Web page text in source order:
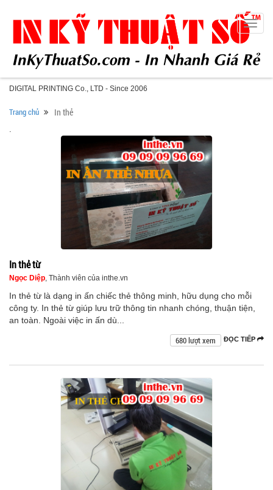
DIGITAL PRINTING Co., LTD - Since 2006
Toggle
Trang chủ In thẻ
.
In thẻ từ
Ngọc Diệp, Thành viên của inthe.vn
In thẻ từ là dạng in ấn chiếc thẻ thông minh, hữu dụng cho mỗi
công ty. In thẻ từ giúp lưu trữ thông tin nhanh chóng, thuận tiện,
an toàn. Ngoài việc in ấn dù...
ĐỌC TIẾP
680 lượt xem